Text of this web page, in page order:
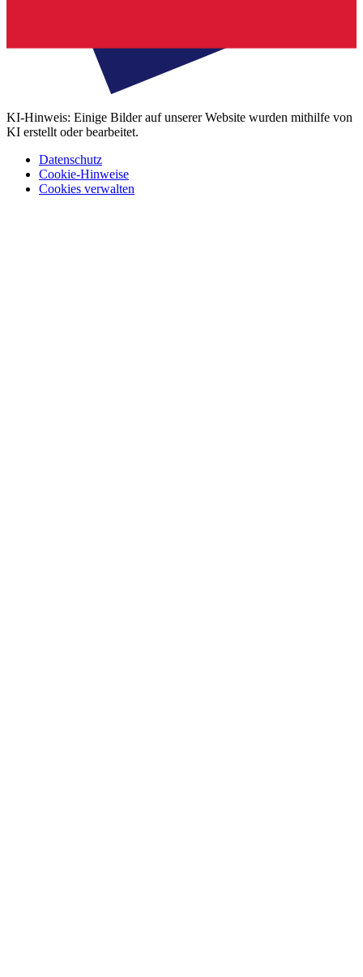
KI-Hinweis: Einige Bilder auf unserer Website wurden mithilfe von
KI erstellt oder bearbeitet.
Datenschutz
Cookie-Hinweise
Cookies verwalten